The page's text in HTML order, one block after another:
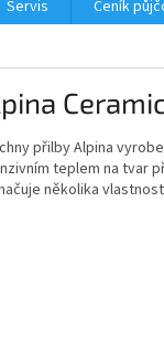
Servis Ceník
přilby Alpina
teplem na tvar
několika